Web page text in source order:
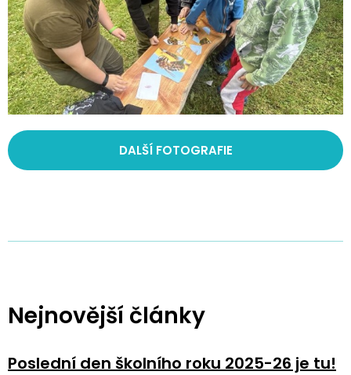
DALŠÍ FOTOGRAFIE
Nejnovější články
Poslední den školního roku 2025-26 je tu!